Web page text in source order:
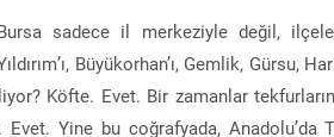
sadece il merkeziyle değil,
Büyükorhan’ı, Gemlik, Gürsu,
Köfte. Evet. Bir zamanlar
Evet. Yine bu coğrafyada,